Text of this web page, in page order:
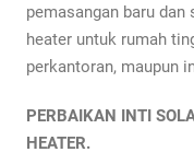
pemasangan baru
heater untuk rumah
perkantoran, maupun
PERBAIKAN INTI